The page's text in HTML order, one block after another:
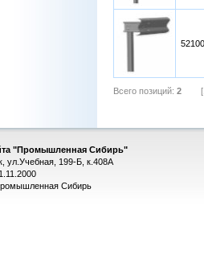
Всего позиций: 2
"Промышленная Сибирь"
ул.Учебная, 199-Б, к.408А
Сибирь